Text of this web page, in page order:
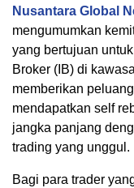
Nusantara Global
mengumumkan
yang bertujuan
Broker (IB) di
memberikan
mendapatkan self
jangka panjang
trading yang unggul.
Bagi para trader